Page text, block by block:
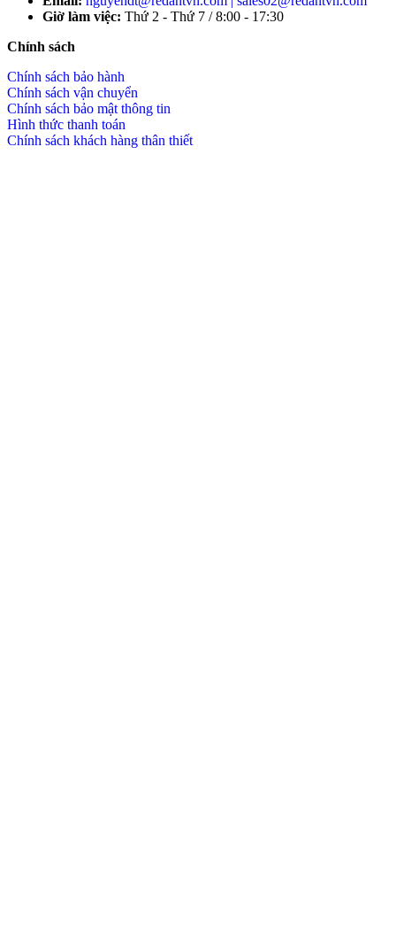
Giờ làm việc: Thứ 2 - Thứ 7 / 8:00 - 17:30
Chính sách
Chính sách bảo hành
Chính sách vận chuyển
Chính sách bảo mật thông tin
Hình thức thanh toán
Chính sách khách hàng thân thiết